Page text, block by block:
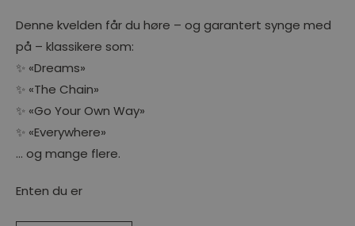
Denne kvelden får du høre – og garantert synge med
på – klassikere som:
✨ «Dreams»
✨ «The Chain»
✨ «Go Your Own Way»
✨ «Everywhere»
… og mange flere.
Enten du er